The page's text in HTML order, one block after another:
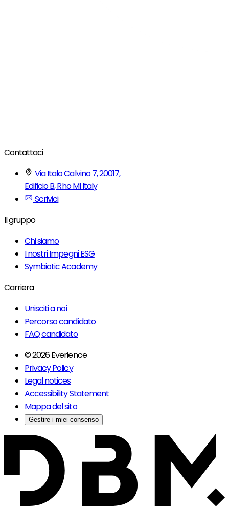
Contattaci
Via Italo Calvino 7, 20017,
Edificio B, Rho MI Italy
Scrivici
Il gruppo
Chi siamo
I nostri Impegni ESG
Symbiotic Academy
Carriera
Unisciti a noi
Percorso candidato
FAQ candidato
© 2026 Everience
Privacy Policy
Legal notices
Accessibility Statement
Mappa del sito
Gestire i miei consenso